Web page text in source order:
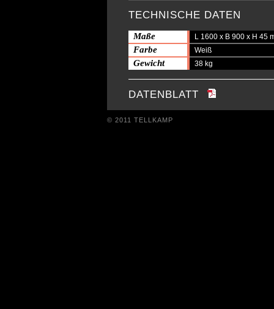
TECHNISCHE DATEN
Maße L 1600 x B 900 x H 45
Farbe Weiß
Gewicht 38 kg
DATENBLATT
© 2011 TELLKAMP